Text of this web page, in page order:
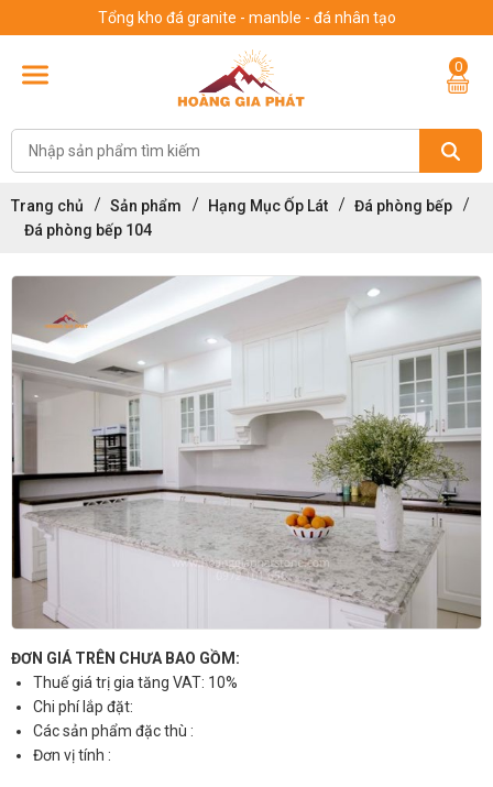
Tổng kho đá granite - manble - đá nhân tạo
0
Trang chủ Sản phẩm Hạng Mục Ốp Lát
Đá phòng bếp
Đá phòng bếp 104
ĐƠN GIÁ TRÊN CHƯA BAO GỒM:
Thuế giá trị gia tăng VAT: 10%
Chi phí lắp đặt:
Các sản phẩm đặc thù :
Đơn vị tính :